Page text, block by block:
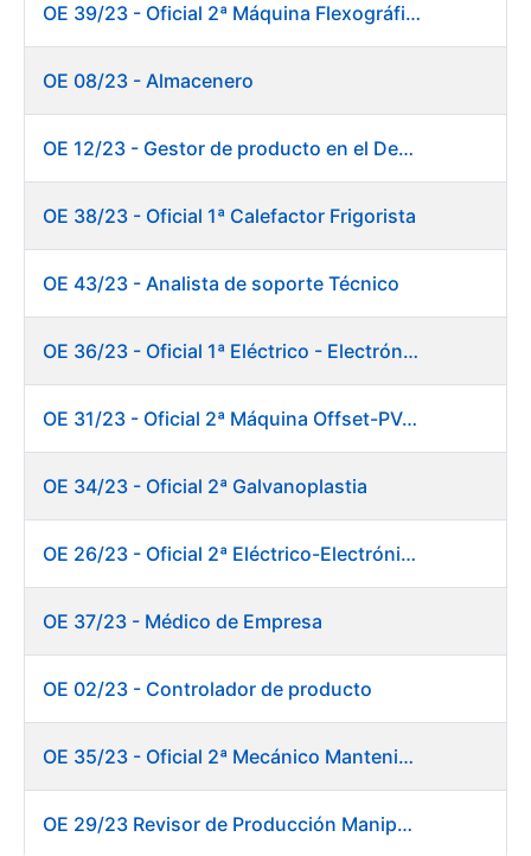
OE 39/23 - Oficial 2ª Máquina Flexográfica y Finalizado
OE 08/23 - Almacenero
OE 12/23 - Gestor de producto en el Departamento Fábrica de Papel (Burgos)
OE 38/23 - Oficial 1ª Calefactor Frigorista
OE 43/23 - Analista de soporte Técnico
OE 36/23 - Oficial 1ª Eléctrico - Electrónico Mantenimiento Destacado
OE 31/23 - Oficial 2ª Máquina Offset-PVC 2+colores
OE 34/23 - Oficial 2ª Galvanoplastia
OE 26/23 - Oficial 2ª Eléctrico-Electrónico Mantenimiento Destacado
OE 37/23 - Médico de Empresa
OE 02/23 - Controlador de producto
OE 35/23 - Oficial 2ª Mecánico Mantenimiento Destacado
OE 29/23 Revisor de Producción Manipulado Timbre